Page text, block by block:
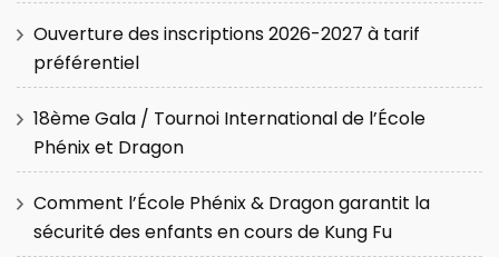
Ouverture des inscriptions 2026-2027 à tarif
préférentiel
18ème Gala / Tournoi International de l’École
Phénix et Dragon
Comment l’École Phénix & Dragon garantit la
sécurité des enfants en cours de Kung Fu